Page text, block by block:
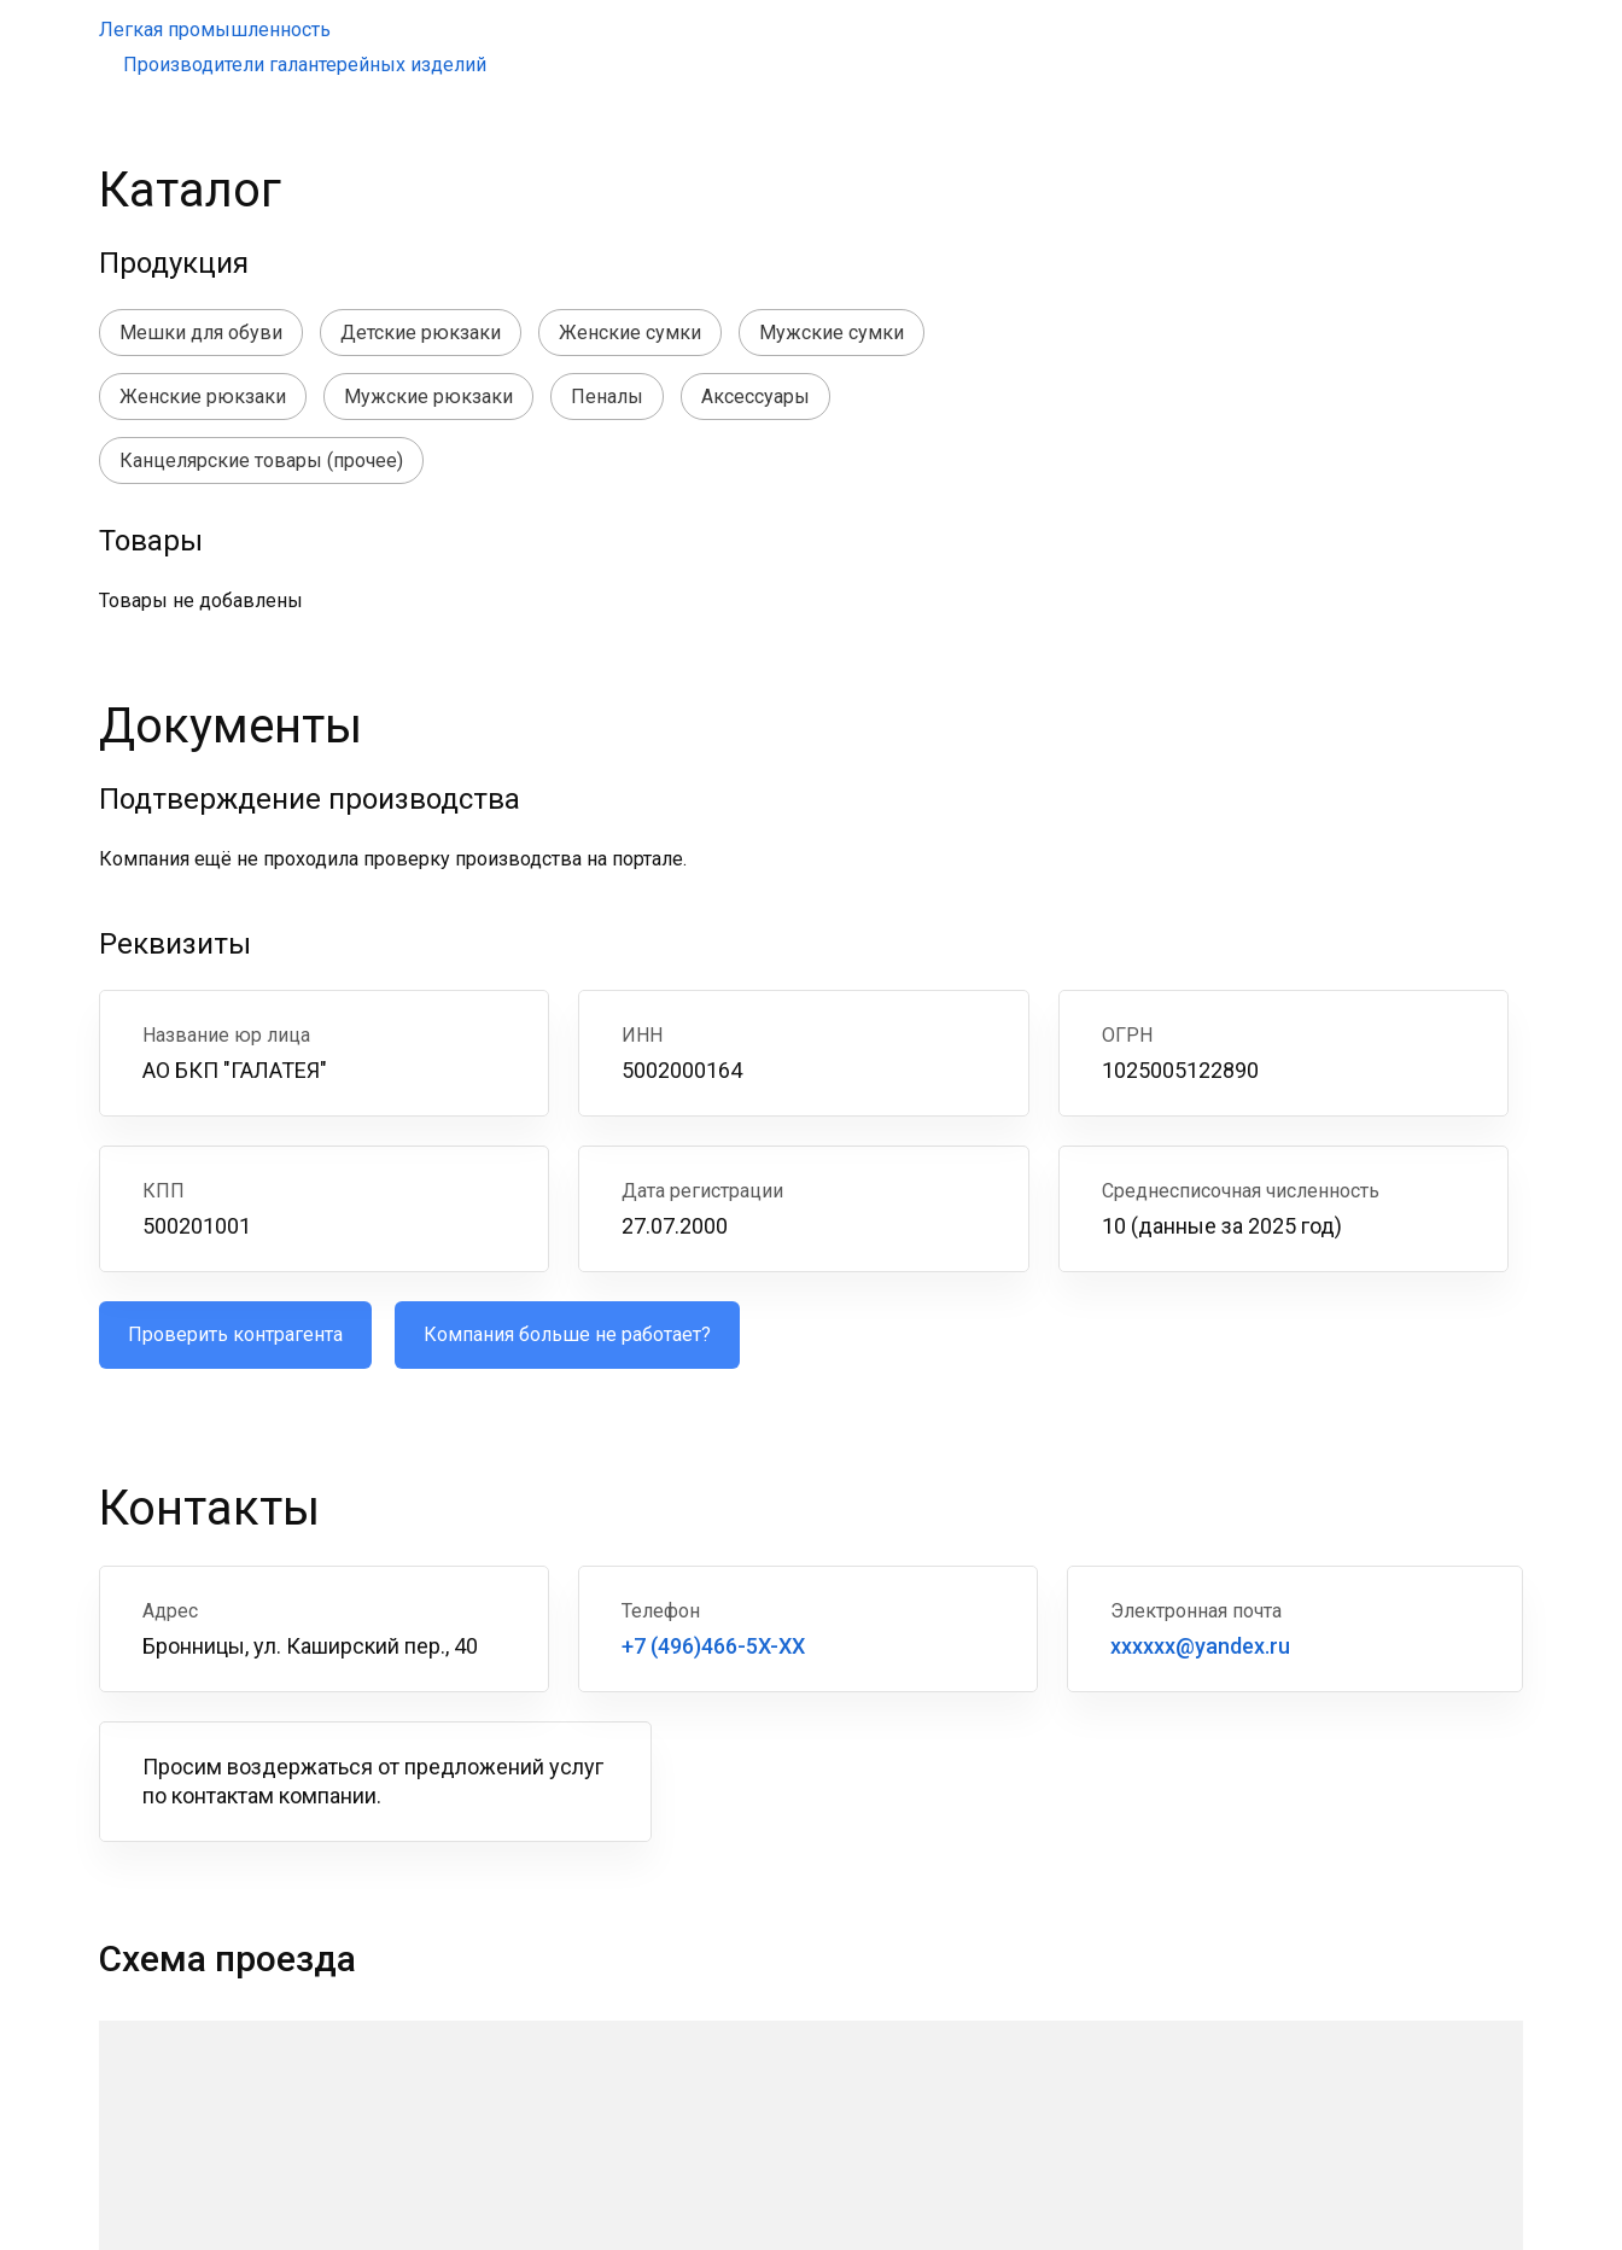
Легкая промышленность
Производители галантерейных изделий
Каталог
Продукция
Мешки для обуви Детские рюкзаки Женские сумки Мужские сумки
Женские рюкзаки Мужские рюкзаки Пеналы Аксессуары
Канцелярские товары (прочее)
Товары
Товары не добавлены
Документы
Подтверждение производства
Компания ещё не проходила проверку производства на портале.
Реквизиты
Название юр лица
АО БКП "ГАЛАТЕЯ"
ИНН
5002000164
ОГРН
1025005122890
КПП
500201001
Дата регистрации
27.07.2000
Среднесписочная численность
10 (данные за 2025 год)
Проверить контрагента Компания больше не работает?
Контакты
Адрес
Бронницы, ул. Каширский пер., 40
Телефон
+7 (496)466-5X-XX
Электронная почта
xxxxxx@yandex.ru
Просим воздержаться от предложений услуг
по контактам компании.
Схема проезда